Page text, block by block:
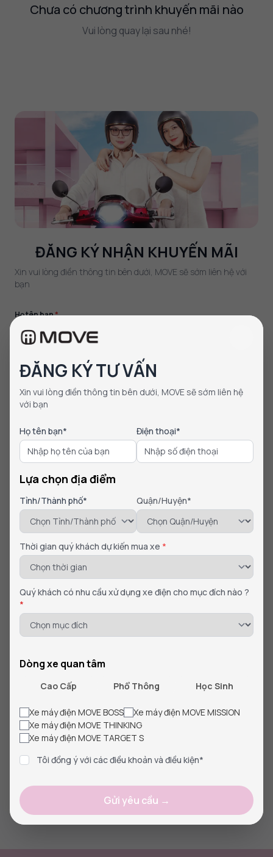
Chưa có chương trình khuyến mãi nào
Vui lòng quay lại sau nhé!
ĐĂNG KÝ NHẬN KHUYẾN MÃI
Xin vui lòng điền thông tin bên dưới, MOVE sẽ sớm liên hệ với
bạn
Họ tên bạn*
Điện thoại*
Tỉnh / thành phố
Phường / Xã*
Thời gian quý khách dự kiến mua xe
Quý khách có nhu cầu sử dụng xe điện cho mục đích nào?*
Lựa chọn chương trình khuyến mãi
Khuyến mãi 1
Gửi yêu cầu
ĐĂNG KÝ TƯ VẤN
Xin vui lòng điền thông tin bên dưới, MOVE sẽ sớm liên hệ
với bạn
Họ tên bạn* Điện thoại*
Lựa chọn địa điểm
Tỉnh/Thành phố* Quận/Huyện*
Thời gian quý khách dự kiến mua xe *
Quý khách có nhu cầu xử dụng xe điện cho mục đích nào ?
*
Dòng xe quan tâm
Cao Cấp Phổ Thông Học Sinh
Xe máy điện MOVE BOSS
Xe máy điện MOVE MISSION
Xe máy điện MOVE THINKING
Xe máy điện MOVE TARGET S
Tôi đồng ý với các điều khoản và điều kiện*
Gửi yêu cầu →